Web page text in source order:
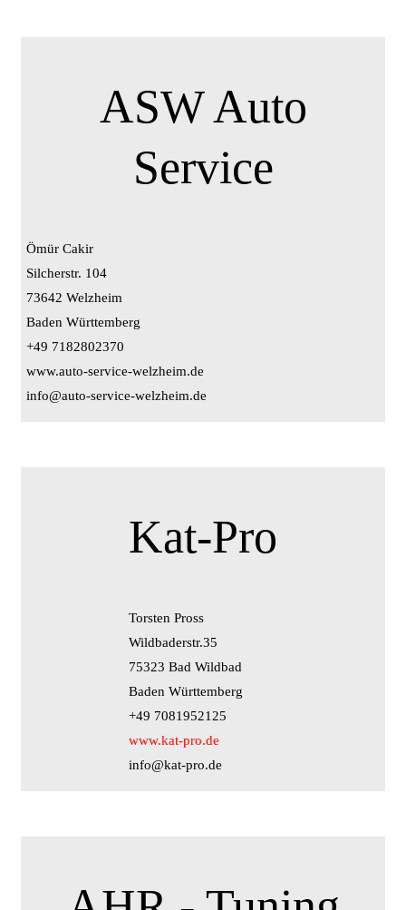
ASW Auto
Service
Ömür Cakir
Silcherstr. 104
73642 Welzheim
Baden Württemberg
+49 7182802370
www.auto-service-welzheim.de
info@auto-service-welzheim.de
Kat-Pro
Torsten Pross
Wildbaderstr.35
75323 Bad Wildbad
Baden Württemberg
+49 7081952125
www.kat-pro.de
info@kat-pro.de